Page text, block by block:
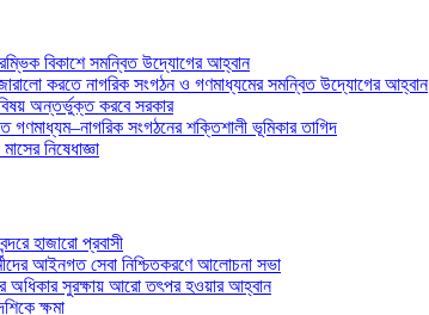
বিকাশে সমন্বিত উদ্যোগের আহ্বান
করতে নাগরিক সংগঠন ও গণমাধ্যমের সমন্বিত উদ্যোগের আহ্বান
অন্তর্ভুক্ত করবে সরকার
সংগঠনের শক্তিশালী ভূমিকার তাগিদ
নিষেধাজ্ঞা
হাজারো প্রবাসী
আইনগত সেবা নিশ্চিতকরণে আলোচনা সভা
অধিকার সুরক্ষায় আরো তৎপর হওয়ার আহ্বান
ক্ষমা